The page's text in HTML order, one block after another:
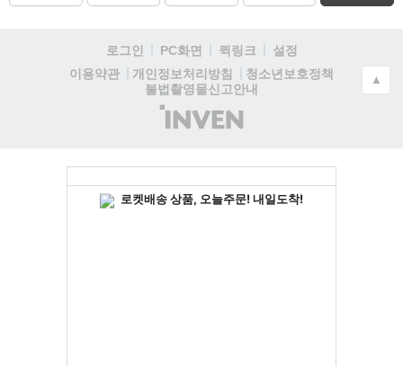
로그인 PC화면 퀵링크
설정
이용약관
개인정보처리방침
청소년보호정책
불법촬영물신고안내
(주)
인
▲